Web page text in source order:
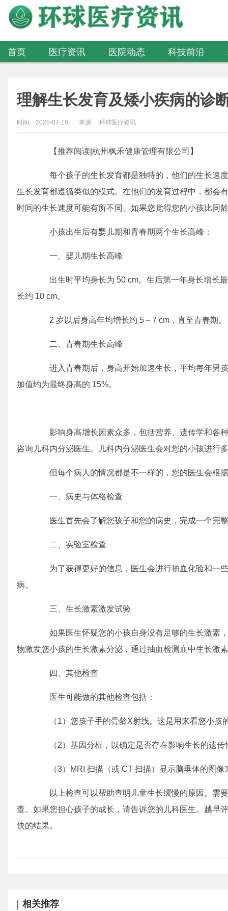
首页 医疗资讯 医院动态 科技前沿
理解生长发育及矮小疾病的诊
时间: 2025-07-16 来源: 环球医疗资讯
【推荐阅读|杭州枫禾健康管理有限公司】
每个孩子的生长发育都是独特的，他们的生长速
生长发育都遵循类似的模式。在他们的发育过程中，都会
时间的生长速度可能有所不同。如果您觉得您的小孩比同
小孩出生后有婴儿期和青春期两个生长高峰：
一、婴儿期生长高峰
出生时平均身长为 50 cm。生后第一年身长增长最
长约 10 cm。
2 岁以后身高年均增长约 5～7 cm，直至青春期。
二、青春期生长高峰
进入青春期后，身高开始加速生长，平均每年男孩
加值约为最终身高的 15%。
影响身高增长因素众多，包括营养、遗传学和各
咨询儿科内分泌医生。儿科内分泌医生会对您的小孩进行
但每个病人的情况都是不一样的，您的医生会根
一、病史与体格检查
医生首先会了解您孩子和您的病史，完成一个完
二、实验室检查
为了获得更好的信息，医生会进行抽血化验和一
病。
三、生长激素激发试验
如果医生怀疑您的小孩自身没有足够的生长激素
物激发您小孩的生长激素分泌，通过抽血检测血中生长激
四、其他检查
医生可能做的其他检查包括：
（1）您孩子手的骨龄X射线。这是用来看您小孩
（2）基因分析，以确定是否存在影响生长的遗传
（3）MRI 扫描（或 CT 扫描）显示脑垂体的图像
以上检查可以帮助查明儿童生长缓慢的原因。需
查。如果您担心孩子的成长，请告诉您的儿科医生。越早
快的结果。
相关推荐